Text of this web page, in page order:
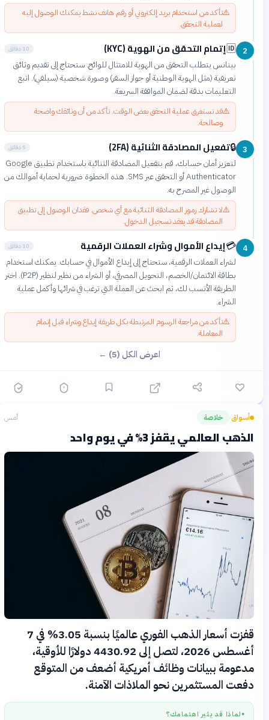
⚠️تأكد من استخدام بريد إلكتروني أو رقم هاتف نشط يمكنك الوصول إليه
لعملية التحقق.
🆔إتمام التحقق من الهوية (KYC) 10 دقائق
بينانس يتطلب التحقق من الهوية للامتثال للوائح. ستحتاج إلى تقديم وثائق
تعريفية (مثل الهوية الوطنية أو جواز السفر) وصورة شخصية (سيلفي). اتبع
التعليمات بدقة لضمان الموافقة السريعة.
⚠️قد تستغرق عملية التحقق بعض الوقت. تأكد من أن وثائقك واضحة
وصالحة.
🔒تفعيل المصادقة الثنائية (2FA)
لتعزيز أمان حسابك، قم بتفعيل المصادقة الثنائية باستخدام تطبيق Google
Authenticator أو التحقق عبر SMS. هذه الخطوة ضرورية لحماية أموالك من
الوصول غير المصرح به.
⚠️لا تشارك رموز المصادقة الثنائية مع أي شخص. فقدان الوصول إلى تطبيق
المصادقة قد يعقد تسجيل الدخول.
💳إيداع الأموال وشراء العملات الرقمية 10 دقائق
لشراء العملات الرقمية، ستحتاج إلى إيداع الأموال في حسابك. يمكنك استخدام
بطاقة الائتمان/الخصم، التحويل المصرفي، أو الشراء من نظير لنظير (P2P). اختر
الطريقة الأنسب لك، ثم ابحث عن العملة التي ترغب في شرائها وأكمل عملية
الشراء.
⚠️تأكد من مراجعة الرسوم المرتبطة بكل طريقة إيداع وشراء قبل إتمام
المعاملة.
اعرض الكل (5) ←
أسواق› خلاصة أمس
الذهب العالمي يقفز 3% في يوم واحد
قفزت أسعار الذهب الفوري عالميًا بنسبة 3.05% في 7
أغسطس 2026، لتصل إلى 4430.92 دولارًا للأوقية،
مدعومة ببيانات وظائف أمريكية أضعف من المتوقع
دفعت المستثمرين نحو الملاذات الآمنة.
لماذا قد يثير اهتمامك؟